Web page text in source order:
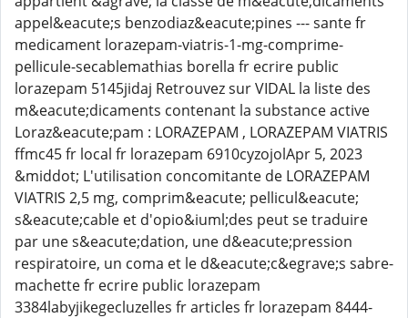
appel&eacute;s benzodiaz&eacute;pines --- sante fr
medicament lorazepam-viatris-1-mg-comprime-
pellicule-secablemathias borella fr ecrire public
lorazepam 5145jidaj Retrouvez sur VIDAL la liste des
m&eacute;dicaments contenant la substance active
Loraz&eacute;pam : LORAZEPAM , LORAZEPAM VIATRIS
ffmc45 fr local fr lorazepam 6910cyzojolApr 5, 2023
&middot; L'utilisation concomitante de LORAZEPAM
VIATRIS 2,5 mg, comprim&eacute; pellicul&eacute;
s&eacute;cable et d'opio&iuml;des peut se traduire
par une s&eacute;dation, une d&eacute;pression
respiratoire, un coma et le d&eacute;c&egrave;s sabre-
machette fr ecrire public lorazepam
3384labyjikegecluzelles fr articles fr lorazepam 8444-